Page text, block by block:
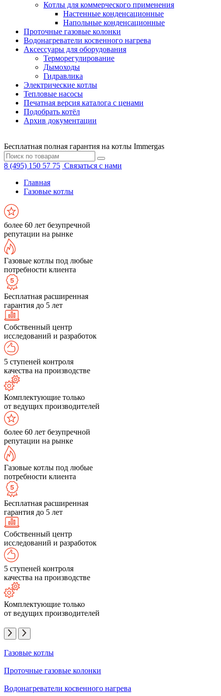
Котлы для коммерческого применения
Настенные конденсационные
Напольные конденсационные
Проточные газовые колонки
Водонагреватели косвенного нагрева
Аксессуары для оборудования
Терморегулирование
Дымоходы
Гидравлика
Электрические котлы
Тепловые насосы
Печатная версия каталога с ценами
Подобрать котёл
Архив документации
Бесплатная полная гарантия на котлы Immergas
8 (495) 150 57 75 Связаться с нами
Главная
Газовые котлы
более 60 лет безупречной
репутации на рынке
Газовые котлы под любые
потребности клиента
Бесплатная расширенная
гарантия до 5 лет
Собственный центр
исследований и разработок
5 ступеней контроля
качества на производстве
Комплектующие только
от ведущих производителей
более 60 лет безупречной
репутации на рынке
Газовые котлы под любые
потребности клиента
Бесплатная расширенная
гарантия до 5 лет
Собственный центр
исследований и разработок
5 ступеней контроля
качества на производстве
Комплектующие только
от ведущих производителей
Газовые котлы
Проточные газовые колонки
Водонагреватели косвенного нагрева